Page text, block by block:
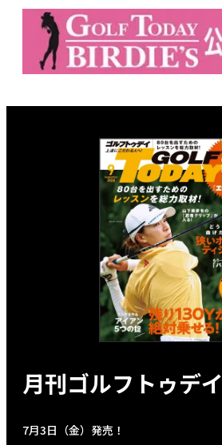
月刊ゴルフトゥデイ
7月3日（金）発売！